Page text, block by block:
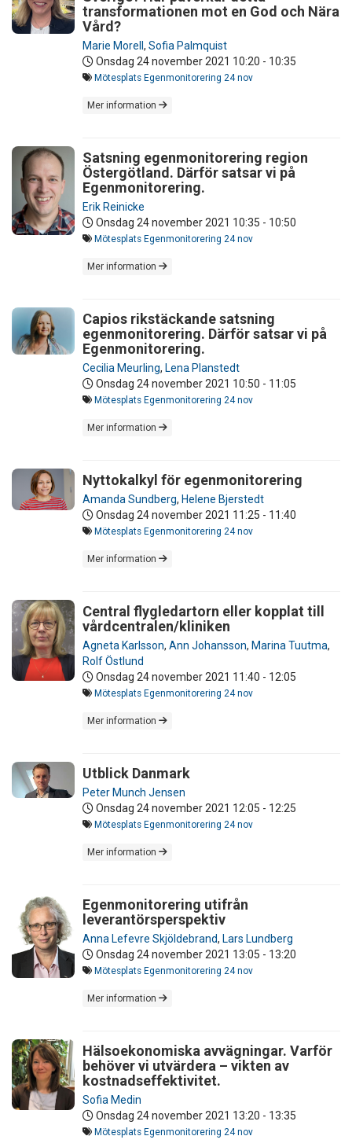
transformationen mot en God och Nära
Vård?
Marie Morell , Sofia Palmquist
Onsdag 24 november 2021 10:20 - 10:35
Mötesplats Egenmonitorering 24 nov
Mer information
Satsning egenmonitorering region
Östergötland. Därför satsar vi på
Egenmonitorering.
Erik Reinicke
Onsdag 24 november 2021 10:35 - 10:50
Mötesplats Egenmonitorering 24 nov
Mer information
Capios rikstäckande satsning
egenmonitorering. Därför satsar vi på
Egenmonitorering.
Cecilia Meurling, Lena Planstedt
Onsdag 24 november 2021 10:50 - 11:05
Mötesplats Egenmonitorering 24 nov
Mer information
Nyttokalkyl för egenmonitorering
Amanda Sundberg, Helene Bjerstedt
Onsdag 24 november 2021 11:25 - 11:40
Mötesplats Egenmonitorering 24 nov
Mer information
Central flygledartorn eller kopplat till
vårdcentralen/kliniken
Agneta Karlsson, Ann Johansson, Marina Tuutma,
Rolf Östlund
Onsdag 24 november 2021 11:40 - 12:05
Mötesplats Egenmonitorering 24 nov
Mer information
Utblick Danmark
Peter Munch Jensen
Onsdag 24 november 2021 12:05 - 12:25
Mötesplats Egenmonitorering 24 nov
Mer information
Egenmonitorering utifrån
leverantörsperspektiv
Anna Lefevre Skjöldebrand, Lars Lundberg
Onsdag 24 november 2021 13:05 - 13:20
Mötesplats Egenmonitorering 24 nov
Mer information
Hälsoekonomiska avvägningar. Varför
behöver vi utvärdera – vikten av
kostnadseffektivitet.
Sofia Medin
Onsdag 24 november 2021 13:20 - 13:35
Mötesplats Egenmonitorering 24 nov